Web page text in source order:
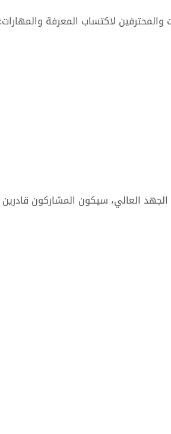
لاكتساب المعرفة والمهارات:
العالي، سيكون المشاركون